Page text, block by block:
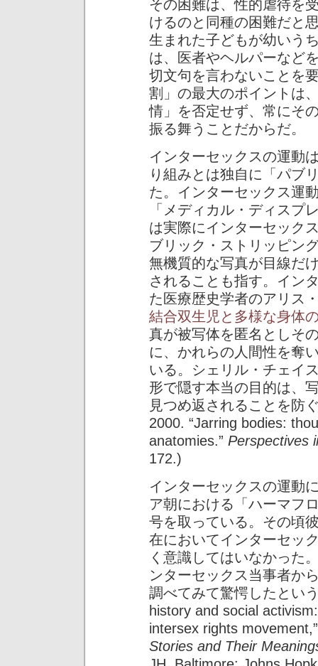
その困難は、性的虐待を
けるのと同種の困難だと
生まれた子どもが幼いう
は、医者やヘルパーなど
切文句を言わないことを
割」の最大のポイントは
情」を否定せず、常にそ
振る舞うことだからだ。
インターセックスの運動
り組みとは独自に「パブ
た。インターセックス運
「メディカル・ディスプ
は実際にインターセック
ブリック・ストリッピン
無機質的な写真が目線だ
されることも指す。イン
た医療歴史学者のアリス
結合双生児と多様な身体
真が被写体を匿名としそ
に、かれらの人間性を奪
いる。シェリル・チェイ
形で隠す本当の目的は、
見つめ返されることを防
2000. “Jarring bodies:
anatomies.” Perspectives
172.)
インターセックスの運動
ア朝における「ハーマフ
号を取っている。その頃
在においてインターセッ
く意識してはいなかった
ンターセックス当事者か
調べてみて驚愕したとい
history and social
intersex rights
Stories and Their